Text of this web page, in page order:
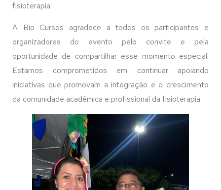
fisioterapia.
A Bio Cursos agradece a todos os participantes e
organizadores do evento pelo convite e pela
oportunidade de compartilhar esse momento especial.
Estamos comprometidos em continuar apoiando
iniciativas que promovam a integração e o crescimento
da comunidade acadêmica e profissional da fisioterapia.